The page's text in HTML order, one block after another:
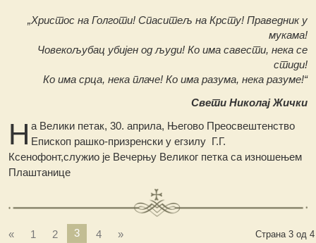
„Христос на Голготи! Спаситељ на Крсту! Праведник у
мукама!
Човекољубац убијен од људи! Ко има савести, нека се
стиди!
Ко има срца, нека плаче! Ко има разума, нека разуме!“
Свети Николај Жички
Н а Велики петак, 30. априла, Његово Преосвештенство
Епископ рашко-призренски у егзилу Г.Г.
Ксенофонт,служио је Вечерњу Великог петка са изношењем
Плаштанице
Страна 3 од 4
« 1 2 3 4 »